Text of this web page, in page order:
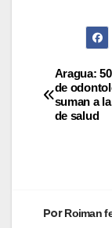
Aragua:
de
suman a
de salud
PorRoiman